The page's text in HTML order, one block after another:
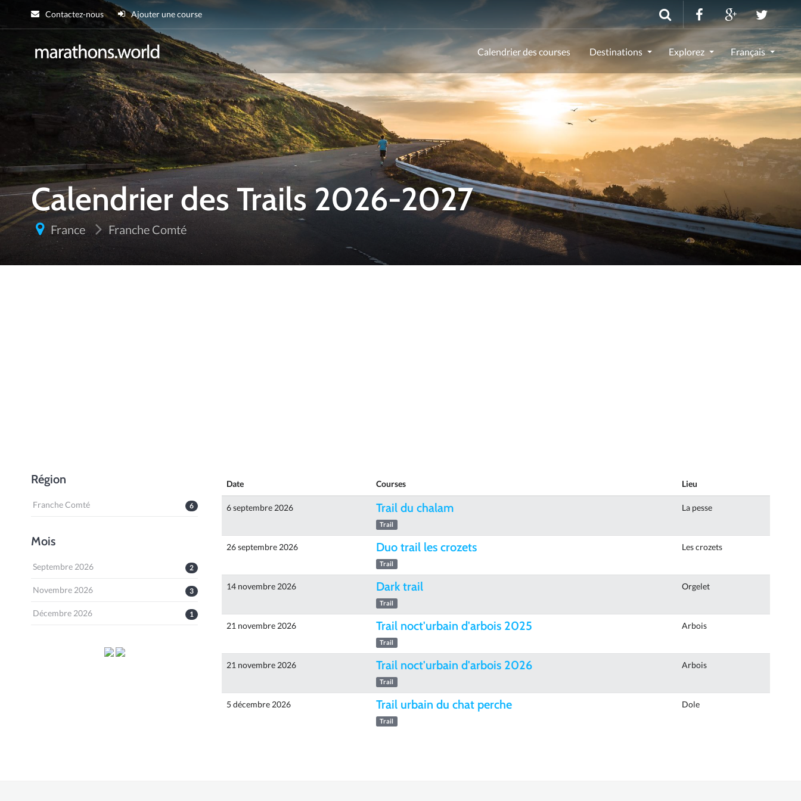
Contactez-nous Ajouter une course
marathons.world
Calendrier des courses Destinations Explorez Français
Calendrier des Trails 2026-2027
France Franche Comté
Région
6
Franche Comté
Mois
2
Septembre 2026
3
Novembre 2026
1
Décembre 2026
Date Courses Lieu
6 septembre 2026 Trail du chalam
Trail
La pesse
26 septembre 2026 Duo trail les crozets
Trail
Les crozets
14 novembre 2026 Dark trail
Trail
Orgelet
21 novembre 2026 Trail noct'urbain d'arbois 2025
Trail
Arbois
21 novembre 2026 Trail noct'urbain d'arbois 2026
Trail
Arbois
5 décembre 2026 Trail urbain du chat perche
Trail
Dole